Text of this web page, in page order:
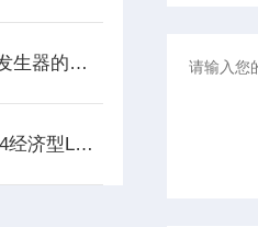
介绍2403 DP1.3信号发生器的技术特点
益和MICROTEST6364经济型LCR测试仪